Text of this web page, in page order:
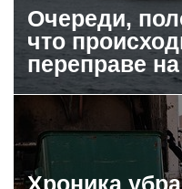
Очереди,
что
переправе
Хроника